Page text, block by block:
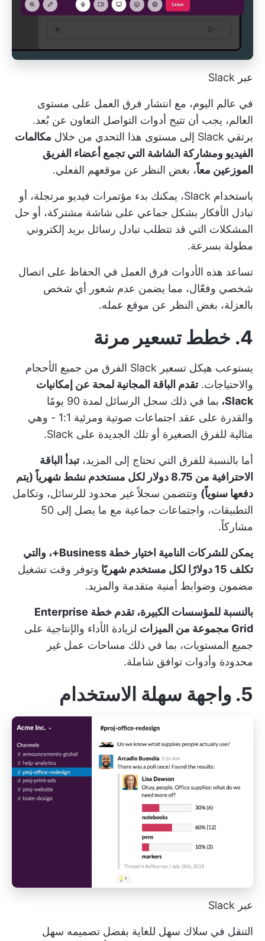
عبر Slack
في عالم اليوم، مع انتشار فرق العمل على مستوى
العالم، يجب أن تتيح أدوات التواصل التعاون عن بُعد.
يرتقي Slack إلى مستوى هذا التحدي من خلال
مكالمات
الفيديو ومشاركة الشاشة التي تجمع أعضاء الفريق
الموزعين معاً، بغض النظر عن موقعهم الفعلي.
باستخدام Slack، يمكنك بدء مؤتمرات فيديو مرتجلة، أو
تبادل الأفكار بشكل جماعي على شاشة مشتركة، أو حل
المشكلات التي قد تتطلب تبادل رسائل بريد إلكتروني
مطولة بسرعة.
تساعد هذه الأدوات فرق العمل في الحفاظ على اتصال
شخصي وفعّال، مما يضمن عدم شعور أي شخص
بالعزلة، بغض النظر عن موقع عمله.
4. خطط تسعير مرنة
يستوعب هيكل تسعير Slack الفرق من جميع الأحجام
والاحتياجات.تقدم الباقة المجانية لمحة عن إمكانيات
Slack،
بما في ذلك سجل الرسائل لمدة 90 يومًا
والقدرة على عقد اجتماعات صوتية ومرئية 1:1 - وهي
مثالية للفرق الصغيرة أو تلك الجديدة على Slack.
أما بالنسبة للفرق التي تحتاج إلى المزيد،تبدأ الباقة
الاحترافية من 8.75 دولار لكل مستخدم نشط شهرياً (يتم
دفعها سنوياً) وتتضمن سجلاً غير محدود للرسائل، وتكامل
التطبيقات، واجتماعات جماعية مع ما يصل إلى 50
مشاركاً.
يمكن للشركات النامية اختيار خطة Business+، والتي
تكلف 15 دولارًا لكل مستخدم شهريًا
وتوفر وقت تشغيل
مضمون وضوابط أمنية متقدمة والمزيد.
بالنسبة للمؤسسات الكبيرة، تقدم خطة Enterprise
Grid مجموعة من الميزات
لزيادة الأداء والإنتاجية على
جميع المستويات، بما في ذلك مساحات عمل غير
محدودة وأدوات توافق شاملة.
5. واجهة سهلة الاستخدام
عبر Slack
التنقل في سلاك سهل للغاية بفضل تصميمه سهل